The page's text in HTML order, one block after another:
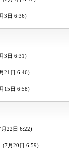
3日 6:36)
3日 6:31)
21日 6:46)
15日 6:58)
月22日 6:22)
(7月20日 6:59)